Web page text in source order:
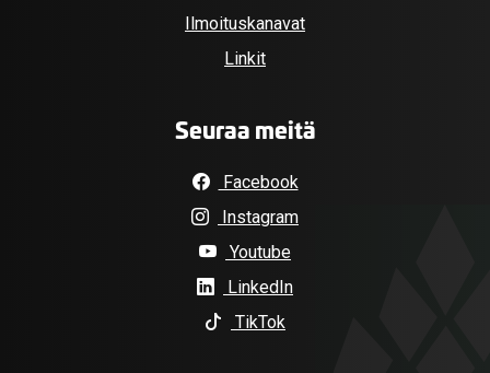
Ilmoituskanavat
Linkit
Seuraa meitä
Facebook
Instagram
Youtube
LinkedIn
TikTok